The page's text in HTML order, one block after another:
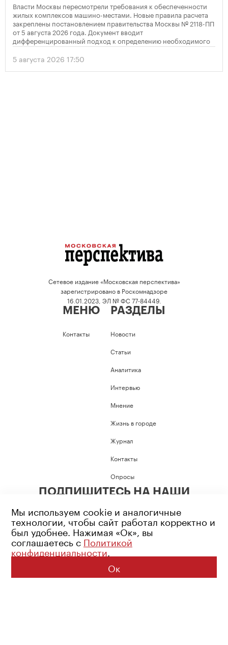
Власти Москвы пересмотрели требования к обеспеченности
жилых комплексов машино-местами. Новые правила расчета
закреплены постановлением правительства Москвы № 2118-ПП
от 5 августа 2026 года. Документ вводит
дифференцированный подход к определению необходимого
количества парковок в зависимости от площади квартир и
устанавливает переходный период для уже согласованных
проектов.
5 августа 2026 17:50
Сетевое издание «Московская перспектива»
зарегистрировано в Роскомнадзоре
16.01.2023, ЭЛ № ФС 77-84449.
МЕНЮ
Контакты
РАЗДЕЛЫ
Новости
Статьи
Аналитика
Интервью
Мнение
Жизнь в городе
Журнал
Контакты
Опросы
ПОДПИШИТЕСЬ НА НАШИ
Возрастное ограничение: 16+
Политика конфиденциальности
© 2026 Все права защищены
Мы используем cookie и аналогичные
технологии, чтобы сайт работал корректно и
был удобнее. Нажимая «Ок», вы
соглашаетесь с Политикой
конфиденциальности.
Ок